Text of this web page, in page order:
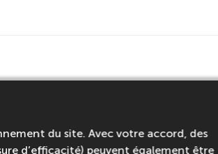
maladiedu site. Avec votre accord, des
d’efficacité) peuvent également être